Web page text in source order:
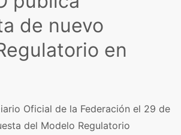
de nuevo
en
Oficial de la Federación el 29 de
del Modelo Regulatorio